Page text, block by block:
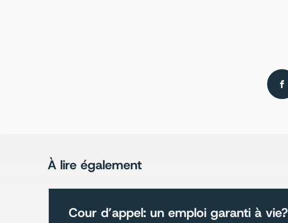
À lire également
Cour d’appel: un emploi garanti à vie?